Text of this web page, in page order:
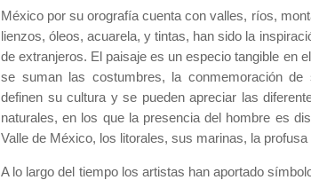
México por su orografía cuenta con valles, ríos,
lienzos, óleos, acuarela, y tintas, han sido la
de extranjeros. El paisaje es un especio tangible en
se suman las costumbres, la conmemoración
definen su cultura y se pueden apreciar las
naturales, en los que la presencia del hombre es
Valle de México, los litorales, sus marinas, la
A lo largo del tiempo los artistas han aportado